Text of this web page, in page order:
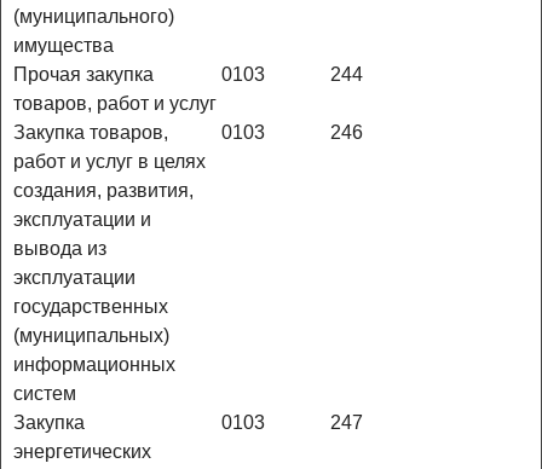
(муниципального)
имущества
Прочая закупка
товаров, работ и услуг
0103 244
Закупка товаров,
работ и услуг в целях
создания, развития,
эксплуатации и
вывода из
эксплуатации
государственных
(муниципальных)
информационных
систем
0103 246
Закупка
энергетических
0103 247